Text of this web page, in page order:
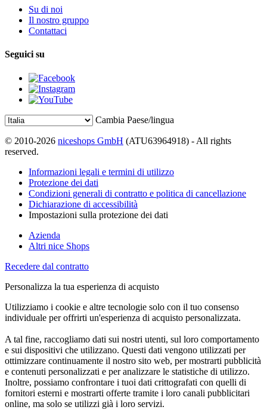
Su di noi
Il nostro gruppo
Contattaci
Seguici su
Cambia Paese/lingua
© 2010-2026 niceshops GmbH (ATU63964918) - All rights
reserved.
Informazioni legali e termini di utilizzo
Protezione dei dati
Condizioni generali di contratto e politica di cancellazione
Dichiarazione di accessibilità
Impostazioni sulla protezione dei dati
Azienda
Altri nice Shops
Recedere dal contratto
Personalizza la tua esperienza di acquisto
Utilizziamo i cookie e altre tecnologie solo con il tuo consenso
individuale per offrirti un'esperienza di acquisto personalizzata.
A tal fine, raccogliamo dati sui nostri utenti, sul loro comportamento
e sui dispositivi che utilizzano. Questi dati vengono utilizzati per
ottimizzare continuamente il nostro sito web, per mostrarti pubblicità
e contenuti personalizzati e per analizzare le statistiche di utilizzo.
Inoltre, possiamo confrontare i tuoi dati crittografati con quelli di
fornitori esterni e mostrarti offerte tramite i loro canali pubblicitari
online, ma solo se utilizzi già i loro servizi.